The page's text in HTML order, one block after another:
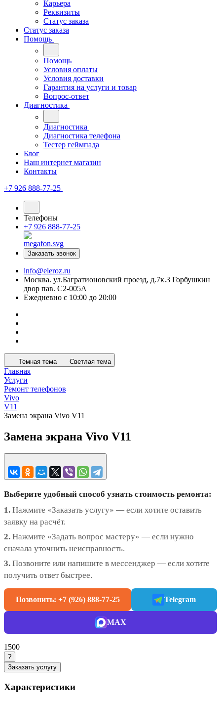
Карьера
Реквизиты
Статус заказа
Статус заказа
Помощь
Помощь
Условия оплаты
Условия доставки
Гарантия на услуги и товар
Вопрос-ответ
Диагностика
Диагностика
Диагностика телефона
Тестер геймпада
Блог
Наш интернет магазин
Контакты
+7 926 888-77-25
Телефоны
+7 926 888-77-25
Заказать звонок
info@eleroz.ru
Москва. ул.Багратионовский проезд, д.7к.3 Горбушкин
двор пав. C2-005A
Ежедневно с 10:00 до 20:00
Темная тема Светлая тема
Главная
Услуги
Ремонт телефонов
Vivo
V11
Замена экрана Vivo V11
Замена экрана Vivo V11
Выберите удобный способ узнать стоимость ремонта:
1. Нажмите «Заказать услугу» — если хотите оставить
заявку на расчёт.
2. Нажмите «Задать вопрос мастеру» — если нужно
сначала уточнить неисправность.
3. Позвоните или напишите в мессенджер — если хотите
получить ответ быстрее.
Позвонить: +7 (926) 888-77-25 Telegram
MAX
1500
?
Заказать услугу
Характеристики